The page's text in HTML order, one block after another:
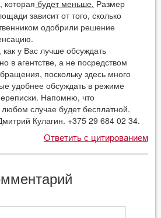
которая будет меньше. Размер
зависит от того, сколько
одобрили решение
у Вас лучше обсуждать
в агентстве, а не посредством
поскольку здесь много
удобнее обсуждать в режиме
Напомню, что
любом случае будет бесплатной.
Кулагин. +375 29 684 02 34.
Ответить с цитированием